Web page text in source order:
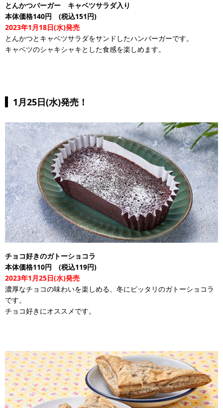
とんかつバーガー キャベツサラダ入り
本体価格140円 (税込151円)
2023年1月18日(水)発売
とんかつとキャベツサラダをサンドしたハンバーガーです。
キャベツのシャキシャキとした食感を楽しめます。
1月25日(水)発売！
チョコ好きのガトーショコラ
本体価格110円 (税込119円)
2023年1月25日(水)発売
濃厚なチョコの味わいを楽しめる、冬にピッタリのガトーショコラ
です。
チョコ好きにオススメです。